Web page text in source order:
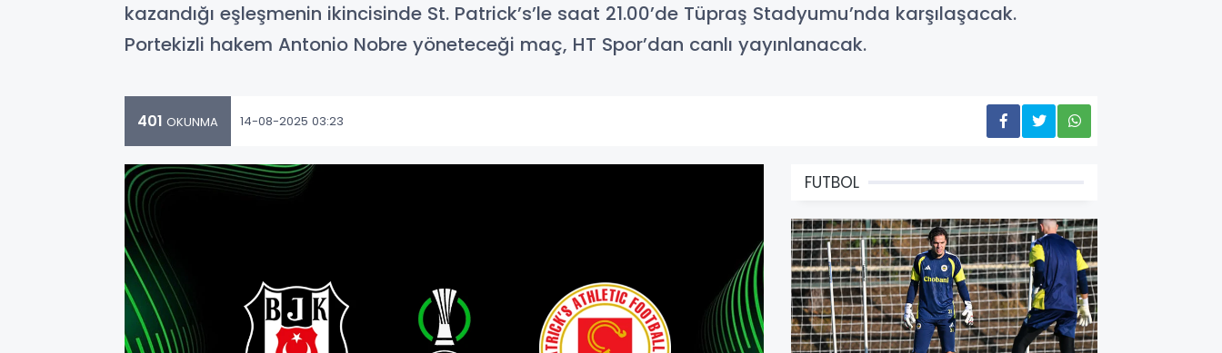
kazandığı eşleşmenin ikincisinde St. Patrick’s’le saat 21.00’de Tüpraş Stadyumu’nda karşılaşacak.
Portekizli hakem Antonio Nobre yöneteceği maç, HT Spor’dan canlı yayınlanacak.
401 OKUNMA 14-08-2025 03:23
FUTBOL